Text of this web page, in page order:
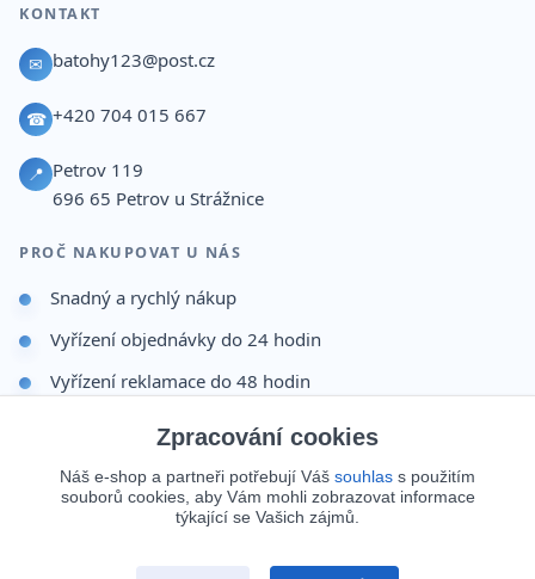
KONTAKT
✉ batohy123@post.cz
☎ +420 704 015 667
📍 Petrov 119
696 65 Petrov u Strážnice
PROČ NAKUPOVAT U NÁS
Snadný a rychlý nákup
Vyřízení objednávky do 24 hodin
Vyřízení reklamace do 48 hodin
Dárek po dokončení objednávky
Doprava 65 Kč nad 499 Kč
Zpracování cookies
Náš e-shop a partneři potřebují Váš souhlas s použitím
souborů cookies, aby Vám mohli zobrazovat informace
týkající se Vašich zájmů.